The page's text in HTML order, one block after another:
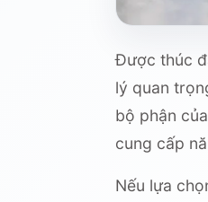
Được thúc
lý quan
bộ phận
cung cấp
Nếu lựa